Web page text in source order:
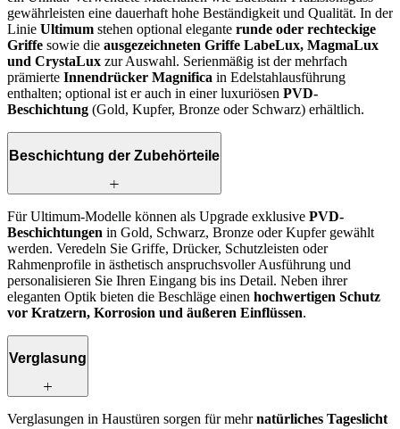
gewährleisten eine dauerhaft hohe Beständigkeit und Qualität. In der
Linie Ultimum stehen optional elegante runde oder rechteckige
Griffe sowie die ausgezeichneten Griffe LabeLux, MagmaLux
und CrystaLux zur Auswahl. Serienmäßig ist der mehrfach
prämierte Innendrücker Magnifica in Edelstahlausführung
enthalten; optional ist er auch in einer luxuriösen PVD-
Beschichtung (Gold, Kupfer, Bronze oder Schwarz) erhältlich.
Beschichtung der Zubehörteile
Für Ultimum-Modelle können als Upgrade exklusive PVD-
Beschichtungen in Gold, Schwarz, Bronze oder Kupfer gewählt
werden. Veredeln Sie Griffe, Drücker, Schutzleisten oder
Rahmenprofile in ästhetisch anspruchsvoller Ausführung und
personalisieren Sie Ihren Eingang bis ins Detail. Neben ihrer
eleganten Optik bieten die Beschläge einen hochwertigen Schutz
vor Kratzern, Korrosion und äußeren Einflüssen.
Verglasung
Verglasungen in Haustüren sorgen für mehrnatürliches Tageslicht